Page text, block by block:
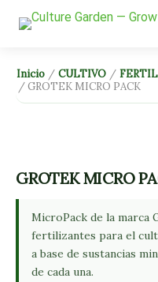
Inicio / CULTIVO /
/ GROTEK MICRO PACK
GROTEK MICRO
MicroPack de la marca
fertilizantes para el
a base de sustancias
de cada una.
GROTEK
MICRO